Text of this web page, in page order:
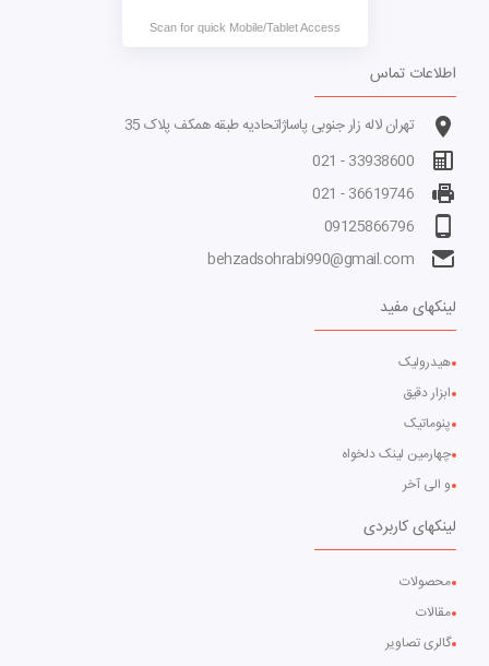
Scan for quick Mobile/Tablet Access
اطلاعات تماس
تهران لاله زار جنوبی پاساژاتحادیه طبقه همکف پلاک 35
33938600 - 021
36619746 - 021
09125866796
behzadsohrabi990@gmail.com
لینکهای مفید
هیدرولیک
ابزار دقیق
پنوماتیک
چهارمین لینک دلخواه
و الی آخر
لینکهای کاربردی
محصولات
مقالات
گالری تصاویر